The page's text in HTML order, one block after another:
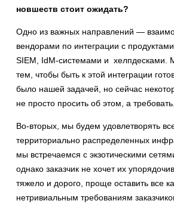
новшеств стоит ожидать?
Одно из важных направлений —
вендорами по интеграции с
SIEM, IdM-системами и хелпдесками.
тем, чтобы быть к этой интеграции
было нашей задачей, но сейчас
не просто просить об этом, а требовать.
Во-вторых, мы будем удовлетворять
территориально распределенных
мы встречаемся с экзотическими
однако заказчик не хочет их
тяжело и дорого, проще оставить все
нетривиальным требованиям